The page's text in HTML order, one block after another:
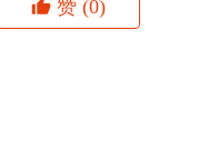
赞 (0)